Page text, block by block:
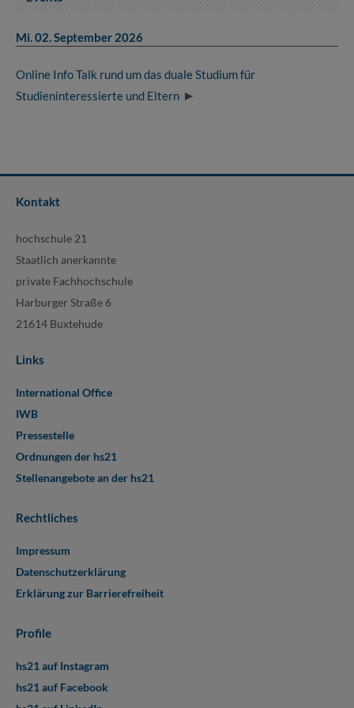
Mi. 02. September 2026
Online Info Talk rund um das duale Studium für
Studieninteressierte und Eltern
Kontakt
hochschule 21
Staatlich anerkannte
private Fachhochschule
Harburger Straße 6
21614 Buxtehude
Links
International Office
IWB
Pressestelle
Ordnungen der hs21
Stellenangebote an der hs21
Rechtliches
Impressum
Datenschutzerklärung
Erklärung zur Barrierefreiheit
Profile
hs21 auf Instagram
hs21 auf Facebook